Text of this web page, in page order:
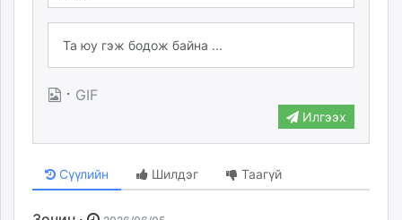
· GIF
Илгээх
Сүүлийн Шилдэг Таагүй